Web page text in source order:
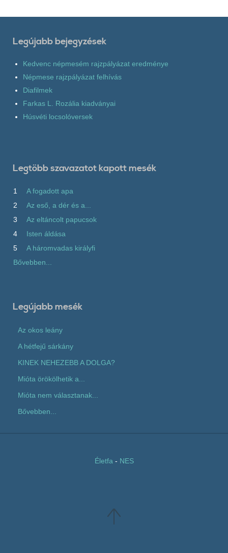
Legújabb bejegyzések
Kedvenc népmesém rajzpályázat eredménye
Népmese rajzpályázat felhívás
Diafilmek
Farkas L. Rozália kiadványai
Húsvéti locsolóversek
Legtöbb szavazatot kapott mesék
1
A fogadott apa
2
Az eső, a dér és a...
3
Az eltáncolt papucsok
4
Isten áldása
5
A háromvadas királyfi
Bővebben...
Legújabb mesék
Az okos leány
A hétfejű sárkány
KINEK NEHEZEBB A DOLGA?
Mióta örökölhetik a...
Mióta nem választanak...
Bővebben...
Életfa - NES